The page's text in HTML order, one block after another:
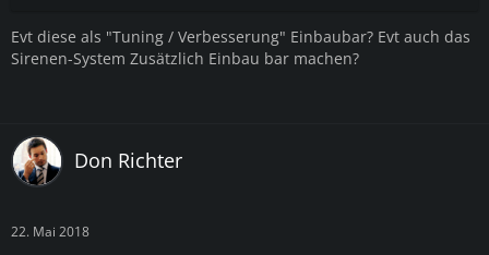
Evt diese als "Tuning / Verbesserung" Einbaubar? Evt auch das
Sirenen-System Zusätzlich Einbau bar machen?
Don Richter
22. Mai 2018